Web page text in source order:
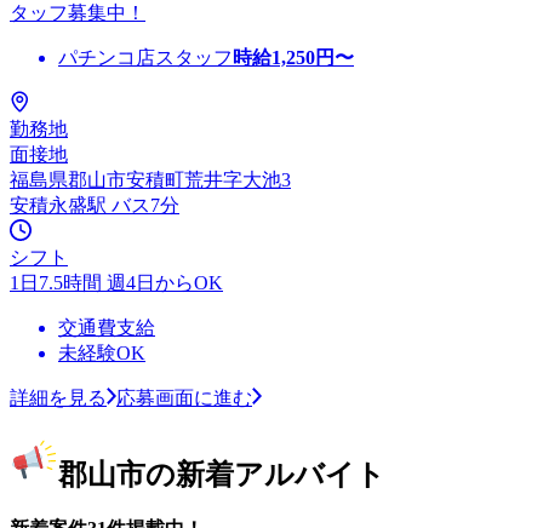
タッフ募集中！
パチンコ店スタッフ 時給1,250円〜
勤務地
面接地
福島県郡山市安積町荒井字大池3
安積永盛駅 バス7分
シフト
1日7.5時間 週4日からOK
交通費支給
未経験OK
詳細を見る 応募画面に進む
郡山市の新着アルバイト